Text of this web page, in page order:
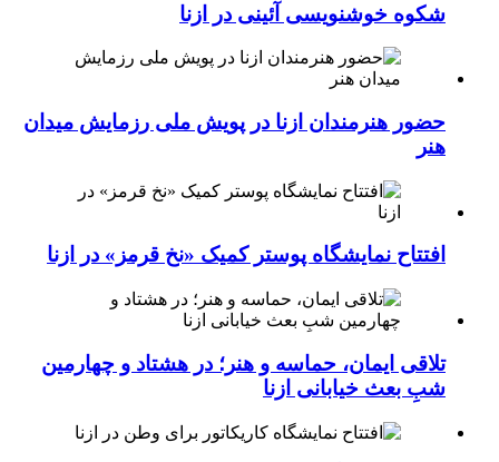
شکوه خوشنویسی آئینی در ازنا
حضور هنرمندان ازنا در پویش ملی رزمایش میدان
هنر
افتتاح نمایشگاه پوستر کمیک «نخ قرمز» در ازنا
تلاقی ایمان، حماسه و هنر؛ در هشتاد و چهارمین
شبِ بعث خیابانی ازنا